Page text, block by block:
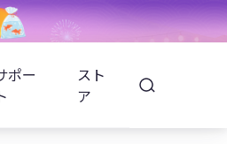
ポー
スト
ア